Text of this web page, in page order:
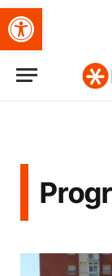
Obre la barra d'eines